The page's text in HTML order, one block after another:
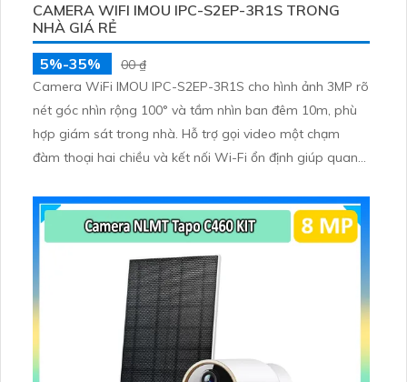
CAMERA WIFI IMOU IPC-S2EP-3R1S TRONG
NHÀ GIÁ RẺ
5%-35%
00 ₫
Camera WiFi IMOU IPC-S2EP-3R1S cho hình ảnh 3MP rõ
nét góc nhìn rộng 100° và tầm nhìn ban đêm 10m, phù
hợp giám sát trong nhà. Hỗ trợ gọi video một chạm
đàm thoại hai chiều và kết nối Wi-Fi ổn định giúp quan
256GB hoặc lưu đám mây dễ lắp đặt cho gia đình và văn
phòng nhỏ.